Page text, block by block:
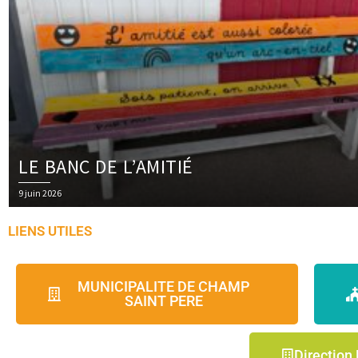
LE BANC DE L’AMITIÉ
Posted
on
9 juin 2026
LIENS UTILES
MUNICIPALITE DE CHAMP
SAINT PERE